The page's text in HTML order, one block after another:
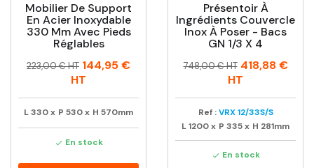
Mobilier De Support
En Acier Inoxydable
330 Mm Avec Pieds
Réglables
Prix
Prix
223,00 € HT 144,95 €
HT
L330x P 530x H 570mm
 En stock
Présentoir À
Ingrédients Couvercle
Inox À Poser - Bacs
GN 1/3 X 4
Prix
Prix
748,00 € HT 418,88 €
HT
Ref : VRX 12/33S/S
L1200x P 335x H 281mm
 En stock